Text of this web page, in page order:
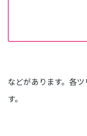
などがあります。各
す。